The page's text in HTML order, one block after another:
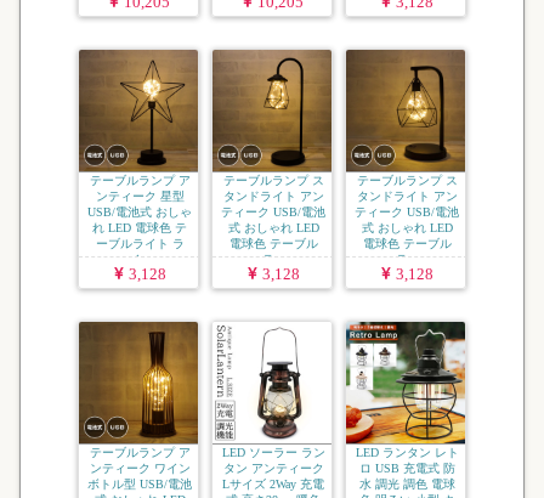
テーブルランプ ア
ンティーク 星型
USB/電池式 おしゃ
れ LED 電球色 テ
ーブルライト ラ
イ...
3,128
テーブルランプ ス
タンドライト アン
ティーク USB/電池
式 おしゃれ LED
電球色 テーブル
ラ...
3,128
テーブルランプ ス
タンドライト アン
ティーク USB/電池
式 おしゃれ LED
電球色 テーブル
ラ...
3,128
テーブルランプ ア
ンティーク ワイン
ボトル型 USB/電池
LED ソーラー ラン
タン アンティーク
Lサイズ 2Way 充電
LED ランタン レト
ロ USB 充電式 防
水 調光 調色 電球